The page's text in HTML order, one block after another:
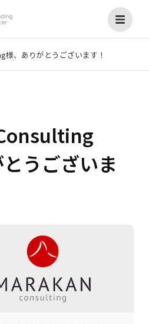
様、ありがとうございます！
うございま